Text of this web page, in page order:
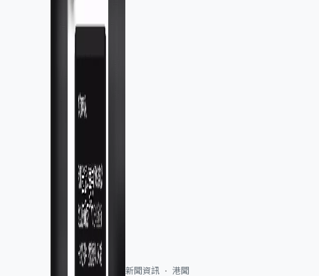
新聞資訊 港聞